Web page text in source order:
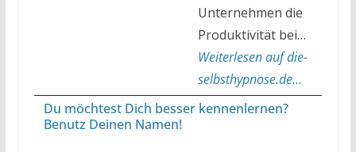
Unternehmen die
Produktivität bei…
Weiterlesen auf die-
selbsthypnose.de...
Du möchtest Dich besser kennenlernen?
Benutz Deinen Namen!